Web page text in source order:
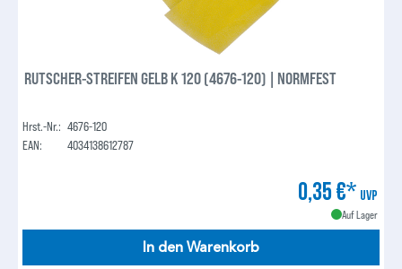
RUTSCHER-STREIFEN GELB K 120 (4676-120) | NORMFEST
Hrst.-Nr.: 4676-120
EAN:
4034138612787
0,35 €* UVP
Auf Lager
In den Warenkorb